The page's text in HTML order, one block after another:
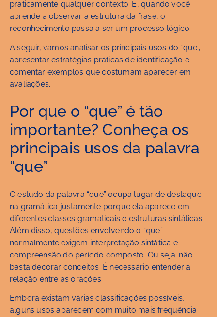
praticamente qualquer contexto. E, quando você
aprende a observar a estrutura da frase, o
reconhecimento passa a ser um processo lógico.
A seguir, vamos analisar os principais usos do “que”,
apresentar estratégias práticas de identificação e
comentar exemplos que costumam aparecer em
avaliações.
Por que o “que” é tão
importante? Conheça os
principais usos da palavra
“que”
O estudo da palavra “que” ocupa lugar de destaque
na gramática justamente porque ela aparece em
diferentes classes gramaticais e estruturas sintáticas.
Além disso, questões envolvendo o “que”
normalmente exigem interpretação sintática e
compreensão do período composto. Ou seja: não
basta decorar conceitos. É necessário entender a
relação entre as orações.
Embora existam várias classificações possíveis,
alguns usos aparecem com muito mais frequência